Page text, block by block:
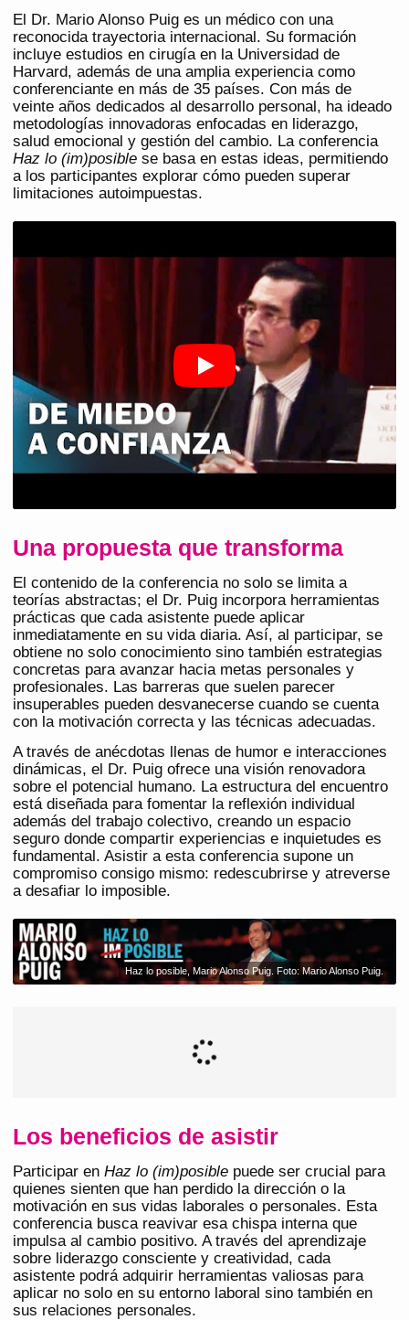
El Dr. Mario Alonso Puig es un médico con una
reconocida trayectoria internacional. Su formación
incluye estudios en cirugía en la Universidad de
Harvard, además de una amplia experiencia como
conferenciante en más de 35 países. Con más de
veinte años dedicados al desarrollo personal, ha ideado
metodologías innovadoras enfocadas en liderazgo,
salud emocional y gestión del cambio. La conferencia
Haz lo (im)posible se basa en estas ideas, permitiendo
a los participantes explorar cómo pueden superar
limitaciones autoimpuestas.
Una propuesta que transforma
El contenido de la conferencia no solo se limita a
teorías abstractas; el Dr. Puig incorpora herramientas
prácticas que cada asistente puede aplicar
inmediatamente en su vida diaria. Así, al participar, se
obtiene no solo conocimiento sino también estrategias
concretas para avanzar hacia metas personales y
profesionales. Las barreras que suelen parecer
insuperables pueden desvanecerse cuando se cuenta
con la motivación correcta y las técnicas adecuadas.
A través de anécdotas llenas de humor e interacciones
dinámicas, el Dr. Puig ofrece una visión renovadora
sobre el potencial humano. La estructura del encuentro
está diseñada para fomentar la reflexión individual
además del trabajo colectivo, creando un espacio
seguro donde compartir experiencias e inquietudes es
fundamental. Asistir a esta conferencia supone un
compromiso consigo mismo: redescubrirse y atreverse
a desafiar lo imposible.
Haz lo posible, Mario Alonso Puig. Foto: Mario Alonso Puig.
Los beneficios de asistir
Participar en Haz lo (im)posible puede ser crucial para
quienes sienten que han perdido la dirección o la
motivación en sus vidas laborales o personales. Esta
conferencia busca reavivar esa chispa interna que
impulsa al cambio positivo. A través del aprendizaje
sobre liderazgo consciente y creatividad, cada
asistente podrá adquirir herramientas valiosas para
aplicar no solo en su entorno laboral sino también en
sus relaciones personales.